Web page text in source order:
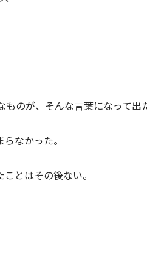
のが、そんな言葉になって出
なかった。
とはその後ない。